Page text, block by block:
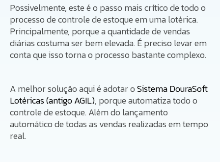
Possivelmente, este é o passo mais crítico de todo o
processo de controle de estoque em uma lotérica.
Principalmente, porque a quantidade de vendas
diárias costuma ser bem elevada. É preciso levar em
conta que isso torna o processo bastante complexo.
A melhor solução aqui é adotar oSistema DouraSoft
Lotéricas (antigo AGIL), porque automatiza todo o
controle de estoque. Além do lançamento
automático de todas as vendas realizadas em tempo
real.